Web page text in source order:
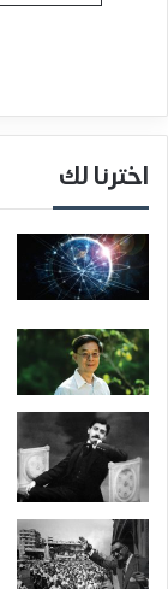
اخترنا لك